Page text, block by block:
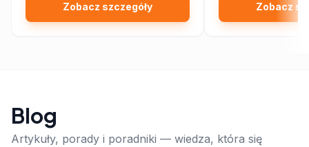
Zobacz szczegóły Zobacz
Blog
Artykuły, porady i poradniki — wiedza, która się